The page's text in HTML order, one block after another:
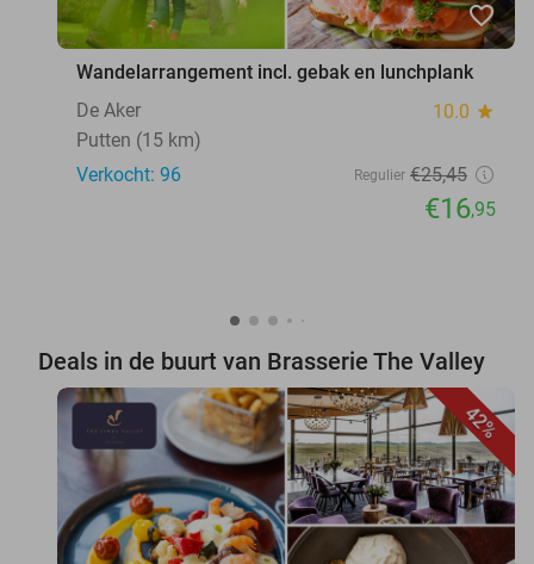
favorite_border
Wandelarrangement incl. gebak en lunchplank
De Aker
10.0 star
Putten (15 km)
Verkocht: 96
Regulier €25,45
€16,95
Deals in de buurt van Brasserie The Valley
42%